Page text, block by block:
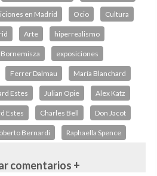
en Madrid Ocio Cultura
Arte hiperrealismo
exposiciones
Ferrer Dalmau María Blanchard
Estes Julian Opie Alex Katz
Estes Charles Bell Don Jacot
Bernardi Raphaella Spence
comentarios +